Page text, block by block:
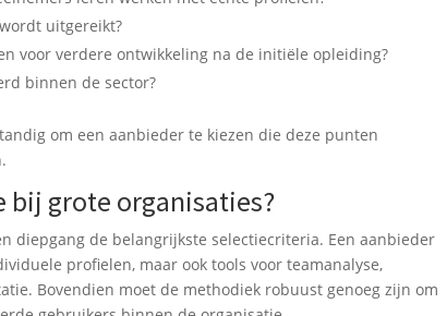
uitgereikt?
voor verdere ontwikkeling na de initiële opleiding?
binnen de sector?
om een aanbieder te kiezen die deze punten
bij grote organisaties?
diepgang de belangrijkste selectiecriteria. Een aanbieder
profielen, maar ook tools voor teamanalyse,
Bovendien moet de methodiek robuust genoeg zijn om